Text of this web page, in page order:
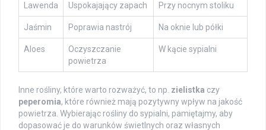
Lawenda Uspokajający zapach Przy nocnym stoliku
Jaśmin Poprawia nastrój Na oknie lub półki
Aloes
Oczyszczanie
powietrza
W kącie sypialni
Inne rośliny, które warto rozważyć, to np. zielistka czy
peperomia, które również mają pozytywny wpływ na jakość
powietrza. Wybierając rośliny do sypialni, pamiętajmy, aby
dopasować je do warunków świetlnych oraz własnych